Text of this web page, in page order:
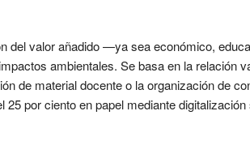
del valor añadido —ya sea económico,
ambientales. Se basa en la relación
de material docente o la organización de
25 por ciento en papel mediante